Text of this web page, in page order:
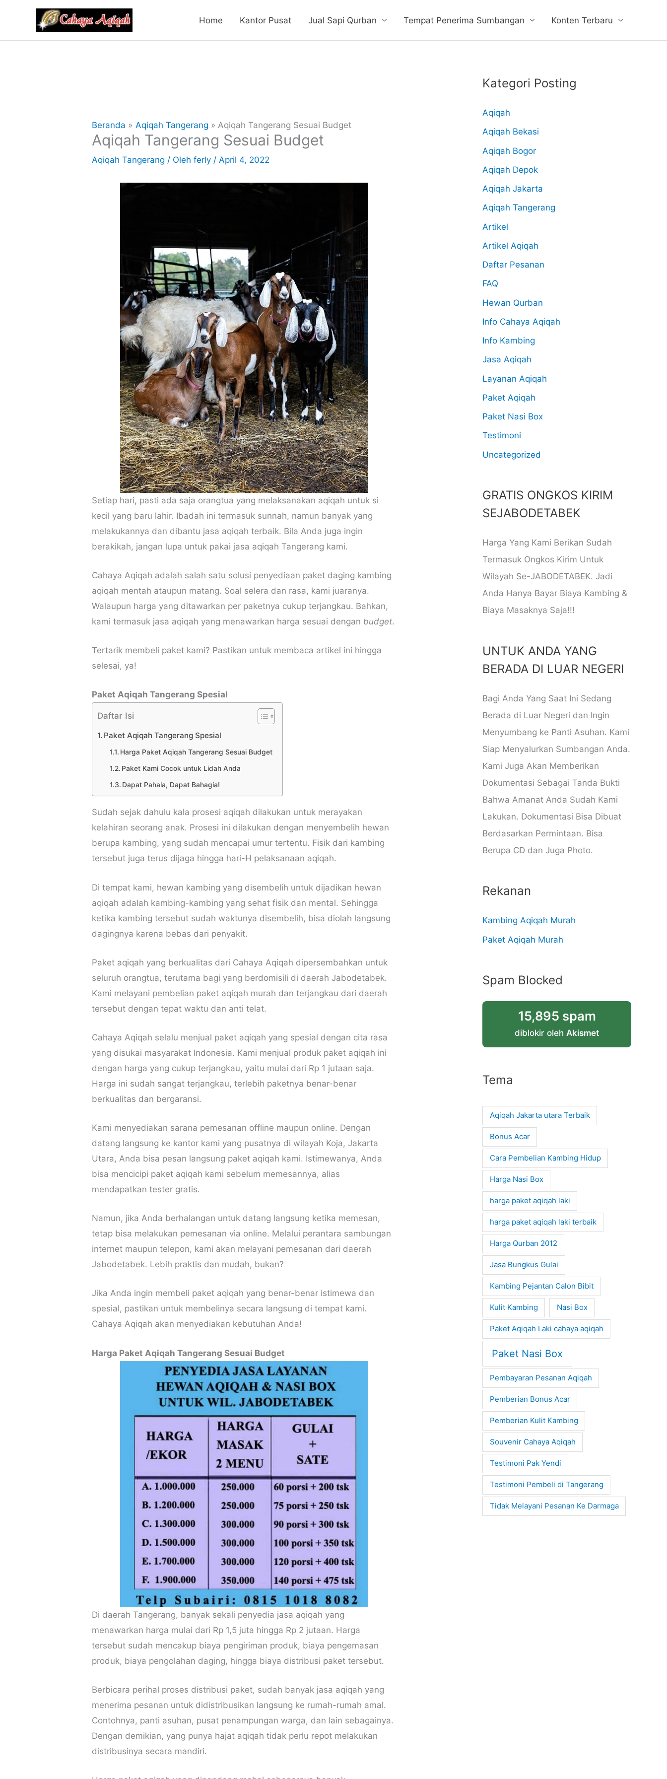
konten
Home Kantor Pusat Jual Sapi Qurban Tempat Penerima Sumbangan Konten Terbaru
Beranda Aqiqah Tangerang Aqiqah Tangerang Sesuai Budget
Aqiqah Tangerang Sesuai Budget
Aqiqah Tangerang / Olehferly / April 4, 2022
Setiap hari, pasti ada saja orangtua yang melaksanakan aqiqah untuk si
kecil yang baru lahir. Ibadah ini termasuk sunnah, namun banyak yang
melakukannya dan dibantu jasa aqiqah terbaik. Bila Anda juga ingin
berakikah, jangan lupa untuk pakai jasa aqiqah Tangerang kami.
Cahaya Aqiqah adalah salah satu solusi penyediaan paket daging kambing
aqiqah mentah ataupun matang. Soal selera dan rasa, kami juaranya.
Walaupun harga yang ditawarkan per paketnya cukup terjangkau. Bahkan,
kami termasuk jasa aqiqah yang menawarkan harga sesuai dengan budget.
Tertarik membeli paket kami? Pastikan untuk membaca artikel ini hingga
selesai, ya!
Paket Aqiqah Tangerang Spesial
Daftar Isi
Paket Aqiqah Tangerang Spesial
Harga Paket Aqiqah Tangerang Sesuai Budget
Paket Kami Cocok untuk Lidah Anda
Dapat Pahala, Dapat Bahagia!
Sudah sejak dahulu kala prosesi aqiqah dilakukan untuk merayakan
kelahiran seorang anak. Prosesi ini dilakukan dengan menyembelih hewan
berupa kambing, yang sudah mencapai umur tertentu. Fisik dari kambing
tersebut juga terus dijaga hingga hari-H pelaksanaan aqiqah.
Di tempat kami, hewan kambing yang disembelih untuk dijadikan hewan
aqiqah adalah kambing-kambing yang sehat fisik dan mental. Sehingga
ketika kambing tersebut sudah waktunya disembelih, bisa diolah langsung
dagingnya karena bebas dari penyakit.
Paket aqiqah yang berkualitas dari Cahaya Aqiqah dipersembahkan untuk
seluruh orangtua, terutama bagi yang berdomisili di daerah Jabodetabek.
Kami melayani pembelian paket aqiqah murah dan terjangkau dari daerah
tersebut dengan tepat waktu dan anti telat.
Cahaya Aqiqah selalu menjual paket aqiqah yang spesial dengan cita rasa
yang disukai masyarakat Indonesia. Kami menjual produk paket aqiqah ini
dengan harga yang cukup terjangkau, yaitu mulai dari Rp 1 jutaan saja.
Harga ini sudah sangat terjangkau, terlebih paketnya benar-benar
berkualitas dan bergaransi.
Kami menyediakan sarana pemesanan offline maupun online. Dengan
datang langsung ke kantor kami yang pusatnya di wilayah Koja, Jakarta
Utara, Anda bisa pesan langsung paket aqiqah kami. Istimewanya, Anda
bisa mencicipi paket aqiqah kami sebelum memesannya, alias
mendapatkan tester gratis.
Namun, jika Anda berhalangan untuk datang langsung ketika memesan,
tetap bisa melakukan pemesanan via online. Melalui perantara sambungan
internet maupun telepon, kami akan melayani pemesanan dari daerah
Jabodetabek. Lebih praktis dan mudah, bukan?
Jika Anda ingin membeli paket aqiqah yang benar-benar istimewa dan
spesial, pastikan untuk membelinya secara langsung di tempat kami.
Cahaya Aqiqah akan menyediakan kebutuhan Anda!
Harga Paket Aqiqah Tangerang Sesuai Budget
Di daerah Tangerang, banyak sekali penyedia jasa aqiqah yang
menawarkan harga mulai dari Rp 1,5 juta hingga Rp 2 jutaan. Harga
tersebut sudah mencakup biaya pengiriman produk, biaya pengemasan
produk, biaya pengolahan daging, hingga biaya distribusi paket tersebut.
Berbicara perihal proses distribusi paket, sudah banyak jasa aqiqah yang
menerima pesanan untuk didistribusikan langsung ke rumah-rumah amal.
Contohnya, panti asuhan, pusat penampungan warga, dan lain sebagainya.
Dengan demikian, yang punya hajat aqiqah tidak perlu repot melakukan
distribusinya secara mandiri.
Kategori Posting
Aqiqah
Aqiqah Bekasi
Aqiqah Bogor
Aqiqah Depok
Aqiqah Jakarta
Aqiqah Tangerang
Artikel
Artikel Aqiqah
Daftar Pesanan
FAQ
Hewan Qurban
Info Cahaya Aqiqah
Info Kambing
Jasa Aqiqah
Layanan Aqiqah
Paket Aqiqah
Paket Nasi Box
Testimoni
Uncategorized
GRATIS ONGKOS KIRIM
SEJABODETABEK
Harga Yang Kami Berikan Sudah
Termasuk Ongkos Kirim Untuk
Wilayah Se-JABODETABEK. Jadi
Anda Hanya Bayar Biaya Kambing &
Biaya Masaknya Saja!!!
UNTUK ANDA YANG
BERADA DI LUAR NEGERI
Bagi Anda Yang Saat Ini Sedang
Berada di Luar Negeri dan Ingin
Menyumbang ke Panti Asuhan. Kami
Siap Menyalurkan Sumbangan Anda.
Kami Juga Akan Memberikan
Dokumentasi Sebagai Tanda Bukti
Bahwa Amanat Anda Sudah Kami
Lakukan. Dokumentasi Bisa Dibuat
Berdasarkan Permintaan. Bisa
Berupa CD dan Juga Photo.
Rekanan
Kambing Aqiqah Murah
Paket Aqiqah Murah
Spam Blocked
15,895 spam
diblokir oleh Akismet
Tema
Aqiqah Jakarta utara Terbaik
Bonus Acar
Cara Pembelian Kambing Hidup
Harga Nasi Box
harga paket aqiqah laki
harga paket aqiqah laki terbaik
Harga Qurban 2012
Jasa Bungkus Gulai
Kambing Pejantan Calon Bibit
Kulit Kambing Nasi Box
Paket Aqiqah Laki cahaya aqiqah
Paket Nasi Box
Pembayaran Pesanan Aqiqah
Pemberian Bonus Acar
Pemberian Kulit Kambing
Souvenir Cahaya Aqiqah
Testimoni Pak Yendi
Testimoni Pembeli di Tangerang
Tidak Melayani Pesanan Ke Darmaga